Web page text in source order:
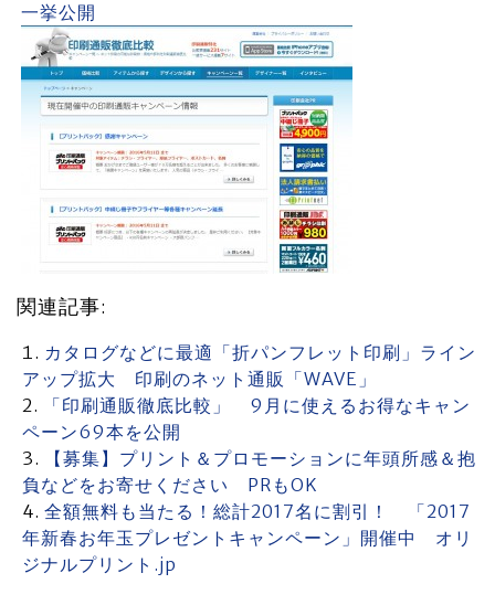
一挙公開
関連記事:
カタログなどに最適「折パンフレット印刷」ライン
アップ拡大 印刷のネット通販「WAVE」
「印刷通販徹底比較」 9月に使えるお得なキャン
ペーン69本を公開
【募集】プリント＆プロモーションに年頭所感＆抱
負などをお寄せください PRもOK
全額無料も当たる！総計2017名に割引！ 「2017
年新春お年玉プレゼントキャンペーン」開催中 オリ
ジナルプリント.jp